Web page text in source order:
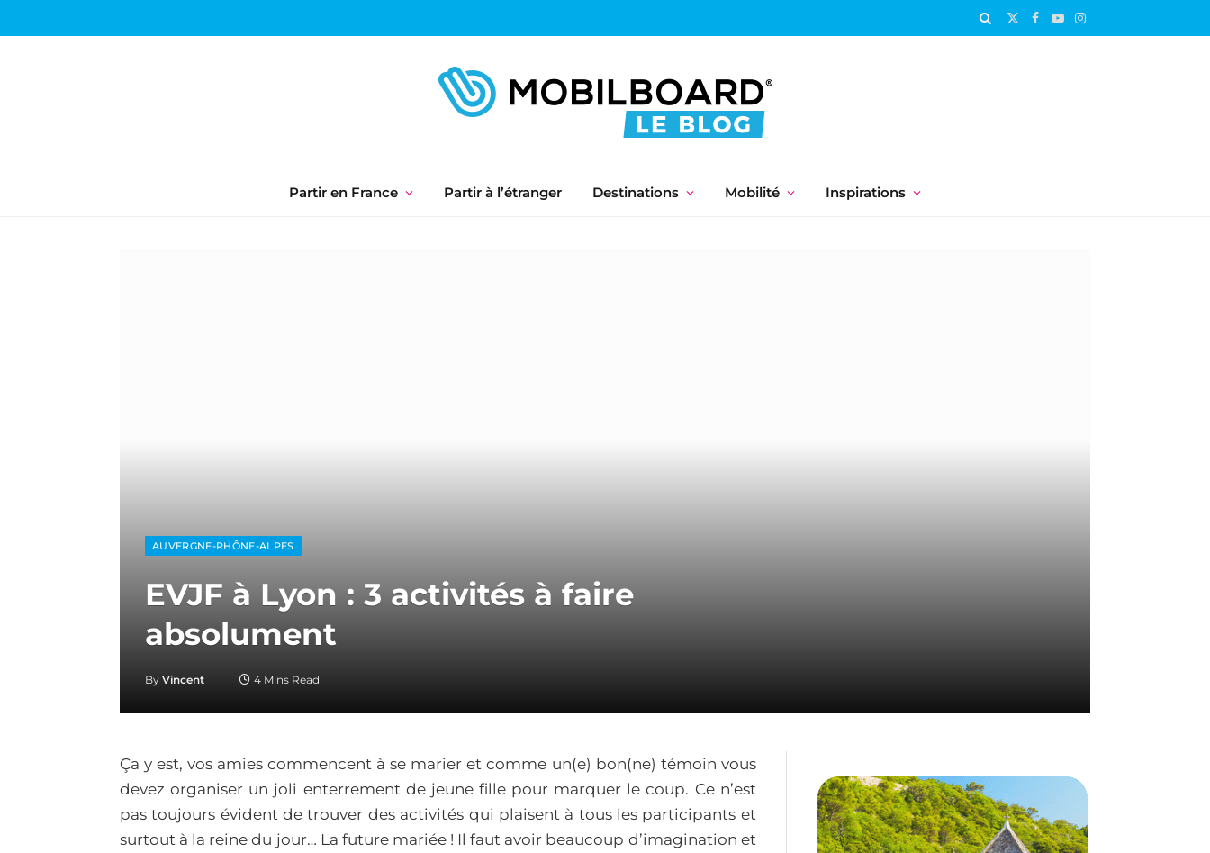
X
Facebook
YouTubeInstagram
Partir en France Partir à l’étranger Destinations Mobilité Inspirations
AUVERGNE-RHÔNE-ALPES
EVJF à Lyon : 3 activités à faire
absolument
By Vincent 4 Mins Read
Ça y est, vos amies commencent à se marier et comme un(e) bon(ne) témoin vous
devez organiser un joli enterrement de jeune fille pour marquer le coup. Ce n’est
pas toujours évident de trouver des activités qui plaisent à tous les participants et
surtout à la reine du jour… La future mariée ! Il faut avoir beaucoup d’imagination et